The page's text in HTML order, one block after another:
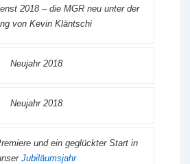
2018 – die MGR neu unter der
von Kevin Kläntschi
Neujahr 2018
Neujahr 2018
und ein geglückter Start in
Jubiläumsjahr